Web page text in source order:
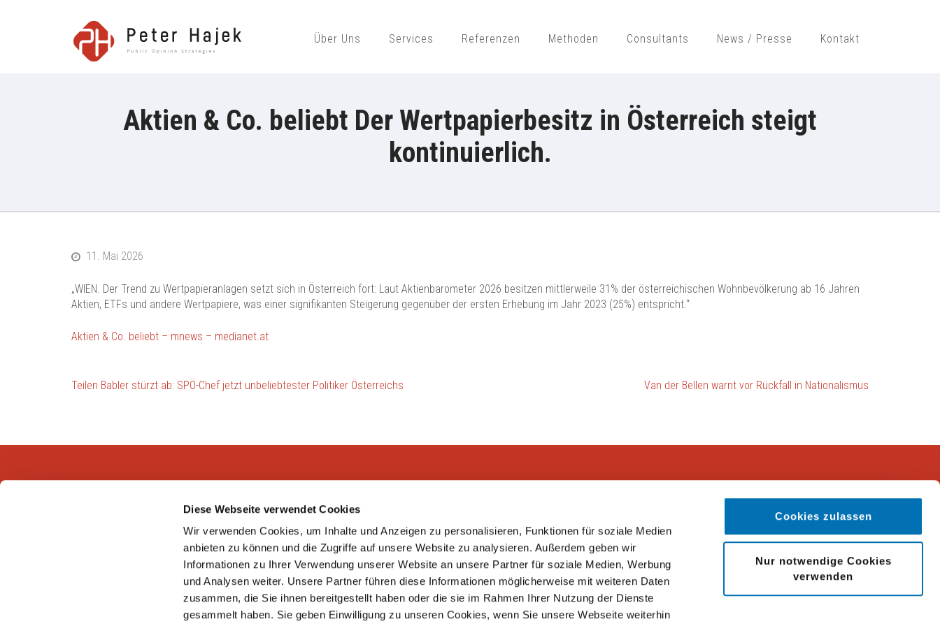
Diese Webseite verwendet Cookies
Wir verwenden Cookies, um Inhalte und Anzeigen zu personalisieren, Funktionen für soziale Medien
anbieten zu können und die Zugriffe auf unsere Website zu analysieren. Außerdem geben wir
Informationen zu Ihrer Verwendung unserer Website an unsere Partner für soziale Medien, Werbung
und Analysen weiter. Unsere Partner führen diese Informationen möglicherweise mit weiteren Daten
zusammen, die Sie ihnen bereitgestellt haben oder die sie im Rahmen Ihrer Nutzung der Dienste
gesammelt haben. Sie geben Einwilligung zu unseren Cookies, wenn Sie unsere Webseite weiterhin
Cookies zulassen
Nur notwendige Cookies
verwenden
Peter Hajek Public Opinion Strategies GmbH
Über Uns Services Referenzen Methoden Consultants News / Presse Kontakt
Aktien & Co. beliebt Der Wertpapierbesitz in Österreich steigt
kontinuierlich.
11. Mai 2026
„WIEN. Der Trend zu Wertpapieranlagen setzt sich in Österreich fort: Laut Aktienbarometer 2026 besitzen mittlerweile 31% der österreichischen Wohnbevölkerung ab 16 Jahren
Aktien, ETFs und andere Wertpapiere, was einer signifikanten Steigerung gegenüber der ersten Erhebung im Jahr 2023 (25%) entspricht.“
Aktien & Co. beliebt – mnews – medianet.at
Beitragsnavigation
Teilen Babler stürzt ab: SPÖ-Chef jetzt unbeliebtester Politiker Österreichs Van der Bellen warnt vor Rückfall in Nationalismus
Peter Hajek Public Opinion Strategies GmbH
Peter Hajek Public Opinion Strategies bietet fundierte
Markt- und Meinungsforschung für Politik, Wirtschaft
und Non-Profit-Organisationen.
Rechtliches
Impressum
Datenschutz